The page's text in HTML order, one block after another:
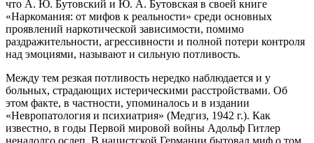
что А. Ю. Бутовский и Ю. А. Бутовская в своей книге
«Наркомания: от мифов к реальности» среди основных
проявлений наркотической зависимости, помимо
раздражительности, агрессивности и полной потери контроля
над эмоциями, называют и сильную потливость.
Между тем резкая потливость нередко наблюдается и у
больных, страдающих истерическими расстройствами. Об
этом факте, в частности, упоминалось и в издании
«Невропатология и психиатрия» (Медгиз, 1942 г.). Как
известно, в годы Первой мировой войны Адольф Гитлер